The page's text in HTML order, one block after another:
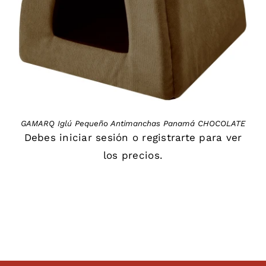
GAMARQ Iglú Pequeño Antimanchas Panamá CHOCOLATE
Debes iniciar sesión o registrarte para ver
los precios.